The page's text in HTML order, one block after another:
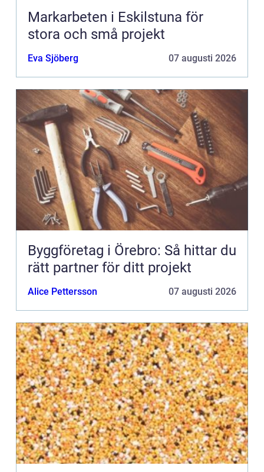
Markarbeten i Eskilstuna för
stora och små projekt
Eva Sjöberg 07 augusti 2026
Byggföretag i Örebro: Så hittar du
rätt partner för ditt projekt
Alice Pettersson 07 augusti 2026